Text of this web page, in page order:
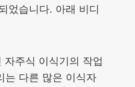
었습니다. 아래 비디
주식 이식기의 작업
는 다른 많은 이식자